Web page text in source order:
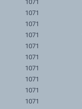
1071
1071
1071
1071
1071
1071
1071
1071
1071
1071